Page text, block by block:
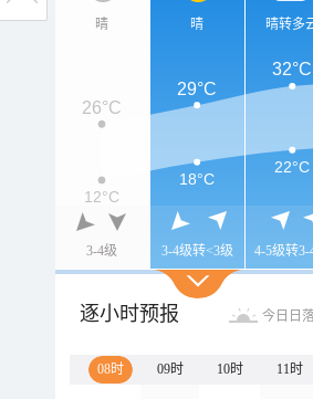
晴
3-4级
晴
3-4级转<3级
晴转多
4-5级转3-
26°C
29°C
32°C
12°C
18°C
22°C
逐小时预报 今日日
08时 09时 10时 11时